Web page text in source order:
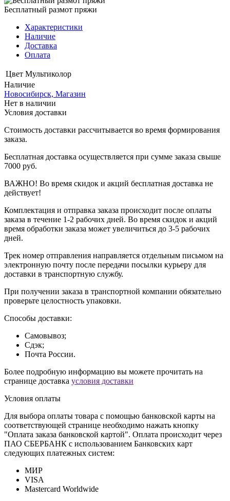
Бесплатный размот пряжи
Характеристики
Наличие
Доставка
Оплата
Цвет Мультиколор
Наличие
Новосибирск, Магазин
Нет в наличии
Условия доставки
Стоимость доставки рассчитывается во время формирования
заказа.
Бесплатная доставка осуществляется при сумме заказа свыше
7000 руб.
ВАЖНО! Во время скидок и акций бесплатная доставка не
действует!
Комплектация и отправка заказа происходит после оплаты
заказа в течение 1-2 рабочих дней. Во время скидок и акций
время обработки заказа может увеличиться до 3-5 рабочих
дней.
Трек номер отправления направляется отдельным письмом на
электронную почту после передачи посылки курьеру для
доставки в транспортную службу.
При получении заказа в транспортной компании обязательно
проверьте целостность упаковки.
Способы доставки:
Самовывоз;
Сдэк;
Почта России.
Более подробную информацию вы можете прочитать на
странице доставка условия доставки
Условия оплаты
Для выбора оплаты товара с помощью банковской карты на
соответствующей странице необходимо нажать кнопку
"Оплата заказа банковской картой". Оплата происходит через
ПАО СБЕРБАНК с использованием Банковских карт
следующих платежных систем:
МИР
VISA
Mastercard Worldwide